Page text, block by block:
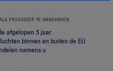
PASSAGIER TE HANDHAVEN
afgelopen 3 jaar
binnen en buiten de EU
namens u